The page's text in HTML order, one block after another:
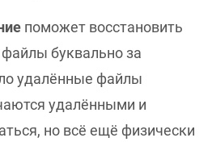
поможет восстановить
буквально за
удалённые файлы
удалёнными и
но всё ещё физически